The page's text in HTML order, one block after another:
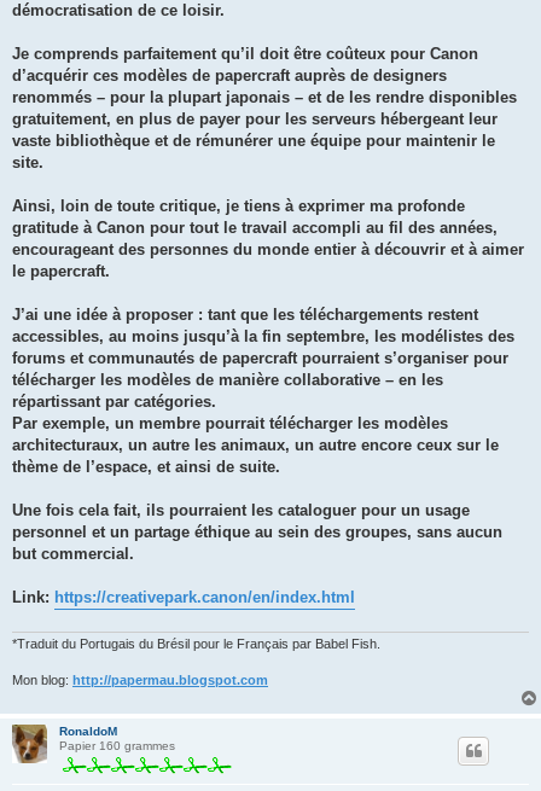
démocratisation de ce loisir.
Je comprends parfaitement qu’il doit être coûteux pour Canon
d’acquérir ces modèles de papercraft auprès de designers
renommés – pour la plupart japonais – et de les rendre disponibles
gratuitement, en plus de payer pour les serveurs hébergeant leur
vaste bibliothèque et de rémunérer une équipe pour maintenir le
site.
Ainsi, loin de toute critique, je tiens à exprimer ma profonde
gratitude à Canon pour tout le travail accompli au fil des années,
encourageant des personnes du monde entier à découvrir et à aimer
le papercraft.
J’ai une idée à proposer : tant que les téléchargements restent
accessibles, au moins jusqu’à la fin septembre, les modélistes des
forums et communautés de papercraft pourraient s’organiser pour
télécharger les modèles de manière collaborative – en les
répartissant par catégories.
Par exemple, un membre pourrait télécharger les modèles
architecturaux, un autre les animaux, un autre encore ceux sur le
thème de l’espace, et ainsi de suite.
Une fois cela fait, ils pourraient les cataloguer pour un usage
personnel et un partage éthique au sein des groupes, sans aucun
but commercial.
Link: https://creativepark.canon/en/index.html
*Traduit du Portugais du Brésil pour le Français par Babel Fish.
Mon blog: http://papermau.blogspot.com
RonaldoM
Papier 160 grammes